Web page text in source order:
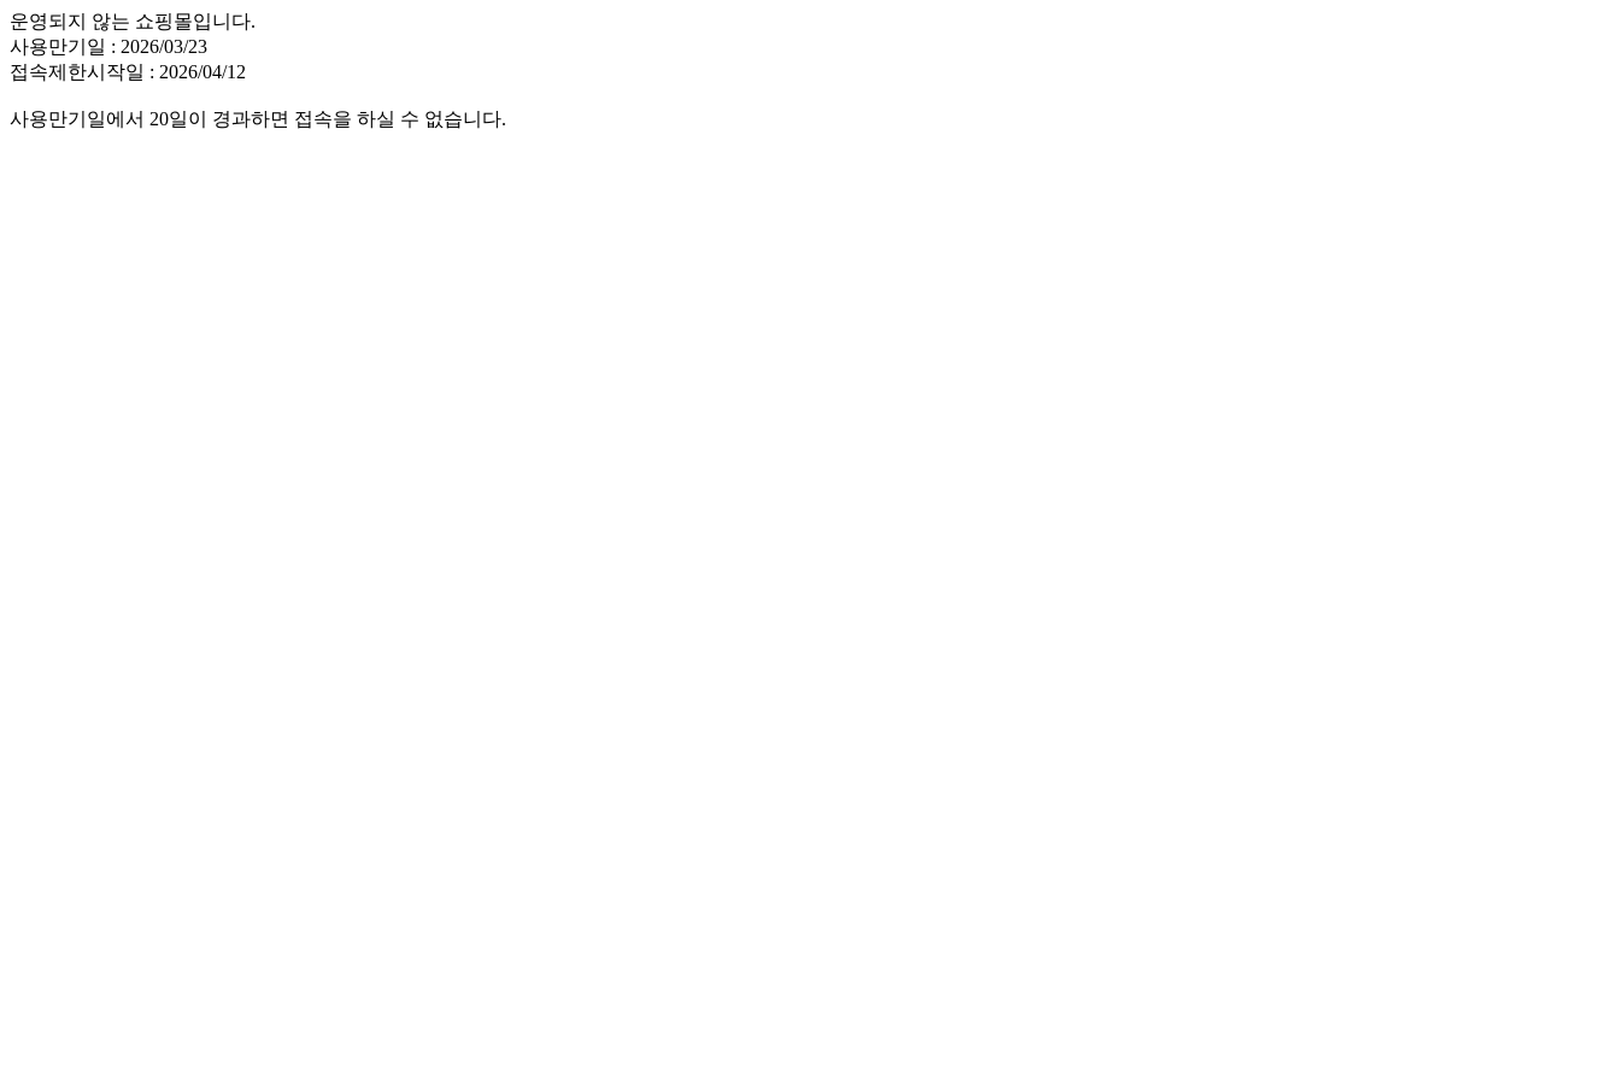
운영되지 않는 쇼핑몰입니다.
사용만기일 : 2026/03/23
접속제한시작일 : 2026/04/12
사용만기일에서 20일이 경과하면 접속을 하실 수 없습니다.